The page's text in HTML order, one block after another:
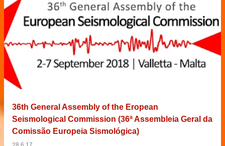
36th General Assembly of the Eropean
Seismological Commission (36ª Assembleia Geral da
Comissão Europeia Sismológica)